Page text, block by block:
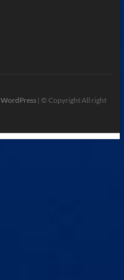
WordPress| © Copyright All right